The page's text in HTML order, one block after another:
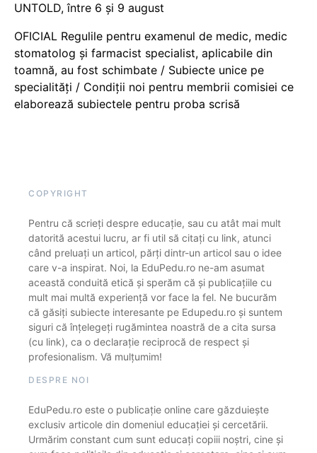
UNTOLD, între 6 și 9 august
OFICIAL Regulile pentru examenul de medic, medic
stomatolog și farmacist specialist, aplicabile din
toamnă, au fost schimbate / Subiecte unice pe
specialități / Condiții noi pentru membrii comisiei ce
elaborează subiectele pentru proba scrisă
COPYRIGHT
Pentru că scrieți despre educație, sau cu atât mai mult
datorită acestui lucru, ar fi util să citați cu link, atunci
când preluați un articol, părți dintr-un articol sau o idee
care v-a inspirat. Noi, la EduPedu.ro ne-am asumat
această conduită etică și sperăm că și publicațiile cu
mult mai multă experiență vor face la fel. Ne bucurăm
că găsiți subiecte interesante pe Edupedu.ro și suntem
siguri că înțelegeți rugămintea noastră de a cita sursa
(cu link), ca o declarație reciprocă de respect și
profesionalism. Vă mulțumim!
DESPRE NOI
EduPedu.ro este o publicație online care găzduiește
exclusiv articole din domeniul educației și cercetării.
Urmărim constant cum sunt educați copiii noștri, cine și